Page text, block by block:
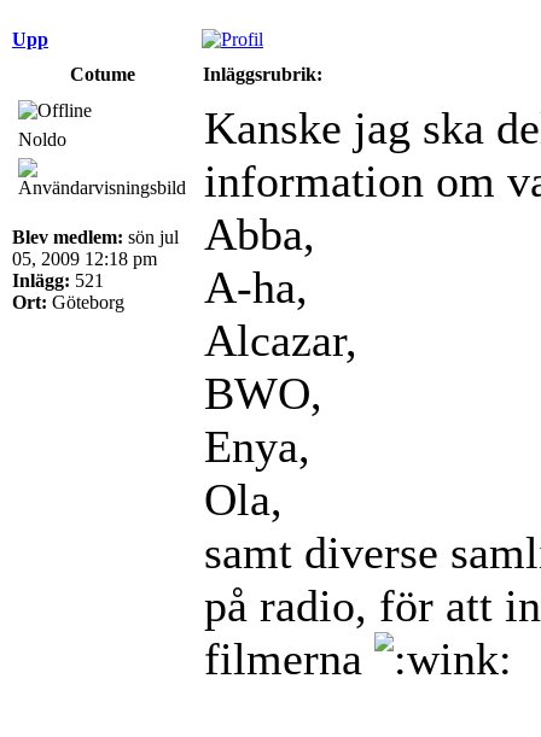
Upp
Cotume
Inläggsrubrik:
Noldo
Blev medlem: sön jul
05, 2009 12:18 pm
Inlägg: 521
Ort: Göteborg
Kanske jag ska
information om
Abba,
A-ha,
Alcazar,
BWO,
Enya,
Ola,
samt diverse
på radio, för att
filmerna